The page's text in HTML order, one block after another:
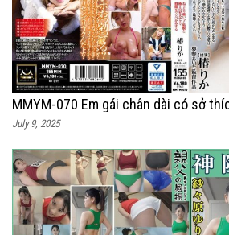
MMYM-070 Em gái chân dài có sở
July 9, 2025